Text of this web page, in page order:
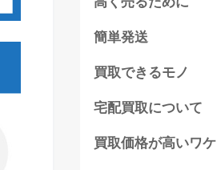
簡単発送
買取できるモノ
宅配買取について
買取価格が高いワケ